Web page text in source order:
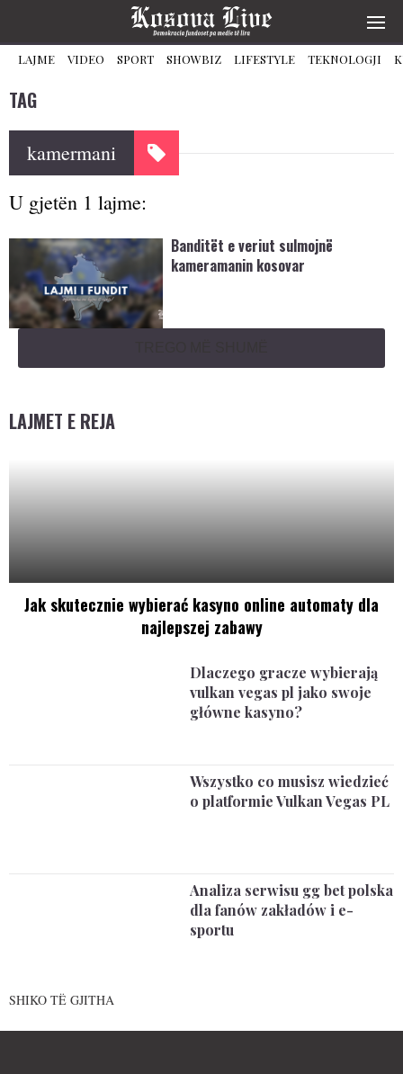
LAJME VIDEO SPORT SHOWBIZ LIFESTYLE TEKNOLOGJI
TAG
kamermani
U gjetën 1 lajme:
Banditët e veriut sulmojnë
kameramanin kosovar
LAJMET E REJA
Jak skutecznie wybierać kasyno online automaty dla
najlepszej zabawy
Dlaczego gracze wybierają
vulkan vegas pl jako swoje
główne kasyno?
Wszystko co musisz wiedzieć
o platformie Vulkan Vegas PL
Analiza serwisu gg bet polska
dla fanów zakładów i e-
sportu
SHIKO TË GJITHA